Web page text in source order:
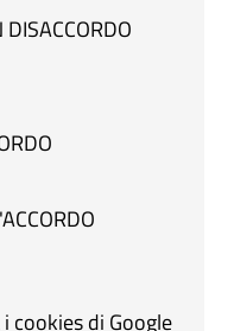
cookies di Google